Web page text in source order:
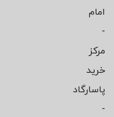
امام
-
مرکز
خرید
پاسارگاد
-